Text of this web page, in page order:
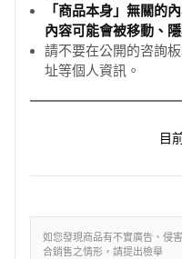
「商品本身」無關的
內容可能會被移動、
請不要在公開的咨詢
址等個人資訊。
目
如您發現商品有不實廣告、侵
合銷售之情形，請提出檢舉